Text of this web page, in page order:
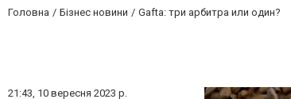
Головна Бізнес новини Gafta: три арбитра или один?
21:43, 10 вересня 2023 р.